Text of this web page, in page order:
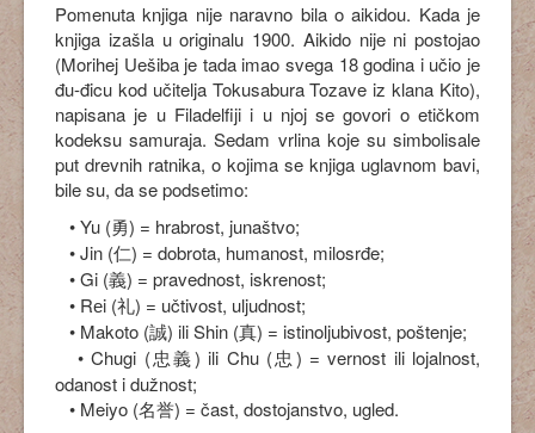
Pomenuta knjiga nije naravno bila o aikidou. Kada je
knjiga izašla u originalu 1900. Aikido nije ni postojao
(Morihej Uešiba je tada imao svega 18 godina i učio je
đu-đicu kod učitelja Tokusabura Tozave iz klana Kito),
napisana je u Filadelfiji i u njoj se govori o etičkom
kodeksu samuraja. Sedam vrlina koje su simbolisale
put drevnih ratnika, o kojima se knjiga uglavnom bavi,
bile su, da se podsetimo:
• Yu (勇) = hrabrost, junaštvo;
• Jin (仁) = dobrota, humanost, milosrđe;
• Gi (義) = pravednost, iskrenost;
• Rеi (礼) = učtivost, uljudnost;
• Makoto (誠) ili Shin (真) = istinoljubivost, poštenje;
• Chugi (忠義) ili Chu (忠) = vernost ili lojalnost,
odanost i dužnost;
• Meiyo (名誉) = čast, dostojanstvo, ugled.